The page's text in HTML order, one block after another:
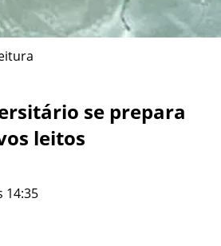
se prepara
leitos
14:35